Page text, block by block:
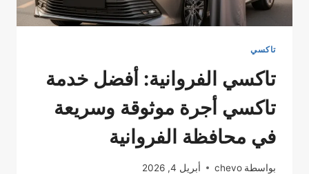
تاكسي
تاكسي الفروانية: أفضل خدمة
تاكسي أجرة موثوقة وسريعة
في محافظة الفروانية
بواسطة chevo أبريل 4, 2026